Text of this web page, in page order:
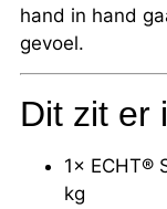
hand in hand
gevoel.
Dit zit er
1× ECHT®
kg